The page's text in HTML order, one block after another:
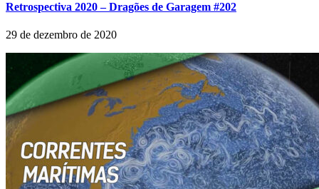
Retrospectiva 2020 – Dragões de Garagem #202
29 de dezembro de 2020